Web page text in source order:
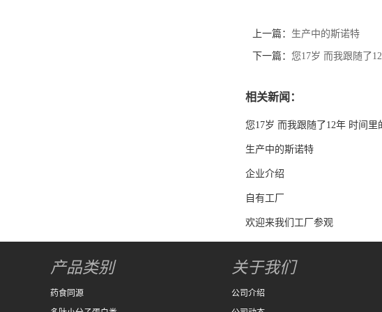
上一篇： 生产中的斯诺特
下一篇： 您17岁 而我跟随了
相关新闻：
您17岁 而我跟随了12年 时间里
生产中的斯诺特
企业介绍
自有工厂
欢迎来我们工厂参观
产品类别
药食同源
关于我们
公司介绍